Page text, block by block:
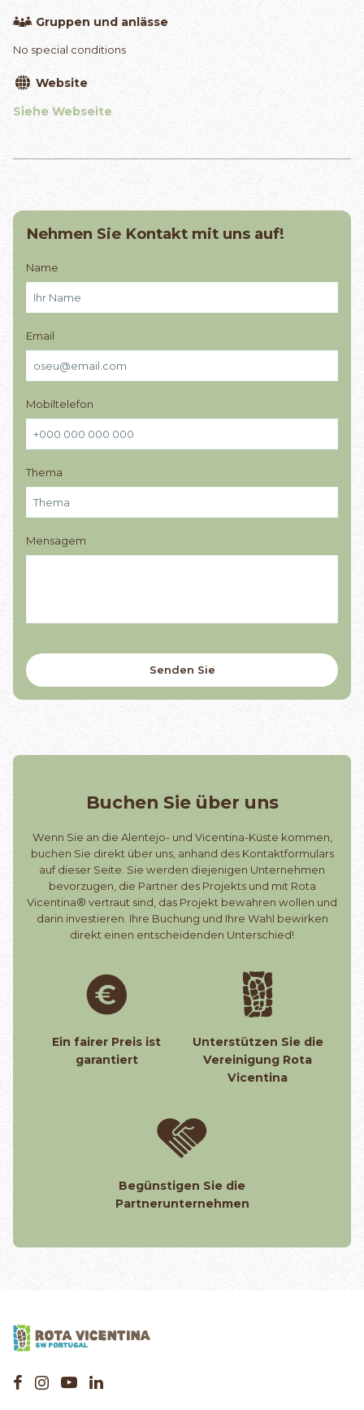
Gruppen und anlässe
No special conditions
Website
Siehe Webseite
Nehmen Sie Kontakt mit uns auf!
Name
Email
Mobiltelefon
Thema
Mensagem
Buchen Sie über uns
Wenn Sie an die Alentejo- und Vicentina-Küste kommen,
buchen Sie direkt über uns, anhand des Kontaktformulars
auf dieser Seite. Sie werden diejenigen Unternehmen
bevorzugen, die Partner des Projekts und mit Rota
Vicentina® vertraut sind, das Projekt bewahren wollen und
darin investieren. Ihre Buchung und Ihre Wahl bewirken
direkt einen entscheidenden Unterschied!
Ein fairer Preis ist
garantiert
Unterstützen Sie die
Vereinigung Rota
Vicentina
Begünstigen Sie die
Partnerunternehmen